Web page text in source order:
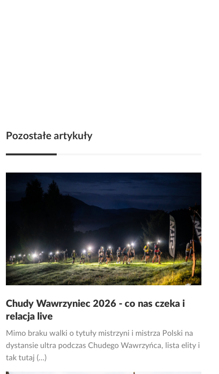
Pozostałe artykuły
Chudy Wawrzyniec 2026 - co nas czeka i
relacja live
Mimo braku walki o tytuły mistrzyni i mistrza Polski na
dystansie ultra podczas Chudego Wawrzyńca, lista elity i
tak tutaj (...)